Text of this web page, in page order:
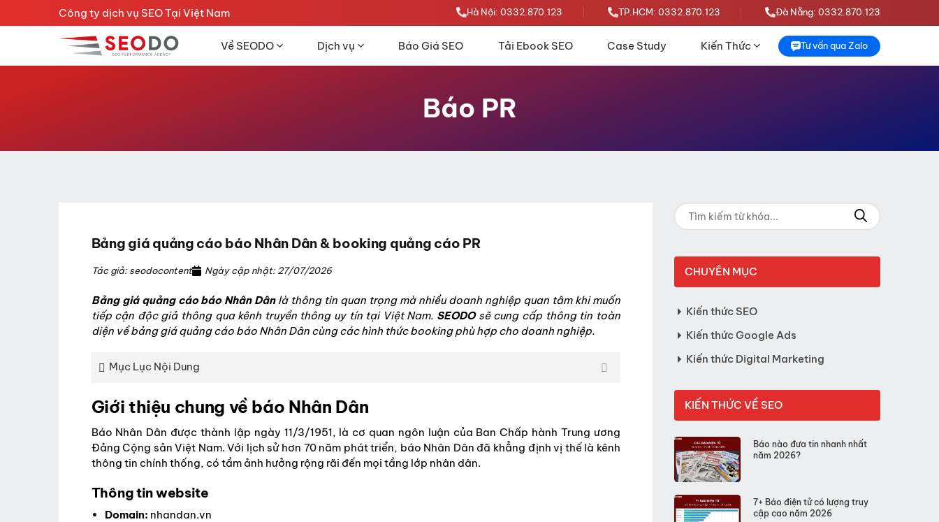
đến
Công ty dịch vụ SEO Tại Việt Nam Hà Nội: 0332.870.123 TP.HCM: 0332.870.123 Đà Nẵng: 0332.870.123
Về SEODO Dịch vụ Báo Giá SEO Tải Ebook SEO Case Study Kiến Thức Tư vấn qua Zalo
Báo PR
Bảng giá quảng cáo báo Nhân Dân & booking quảng cáo PR
Tác giả: seodocontent Ngày cập nhật: 27/07/2026
Bảng giá quảng cáo báo Nhân Dânlà thông tin quan trọng mà nhiều doanh nghiệp quan tâm khi muốn
tiếp cận độc giả thông qua kênh truyền thông uy tín tại Việt Nam. SEODOsẽ cung cấp thông tin toàn
diện về bảng giá quảng cáo báo Nhân Dân cùng các hình thức booking phù hợp cho doanh nghiệp.
Mục Lục Nội Dung
Giới thiệu chung về báo Nhân Dân
Báo Nhân Dân được thành lập ngày 11/3/1951, là cơ quan ngôn luận của Ban Chấp hành Trung ương
Đảng Cộng sản Việt Nam. Với lịch sử hơn 70 năm phát triển, báo Nhân Dân đã khẳng định vị thế là kênh
thông tin chính thống, có tầm ảnh hưởng rộng rãi đến mọi tầng lớp nhân dân.
Thông tin website
Domain: nhandan.vn
CHUYÊN MỤC
Kiến thức SEO
Kiến thức Google Ads
Kiến thức Digital Marketing
KIẾN THỨC VỀ SEO
Báo nào đưa tin nhanh nhất
năm 2026?
7+ Báo điện tử có lượng truy
cập cao năm 2026